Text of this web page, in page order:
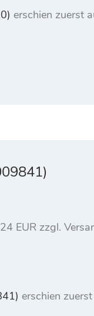
erschien zuerst
EUR zzgl.
erschien